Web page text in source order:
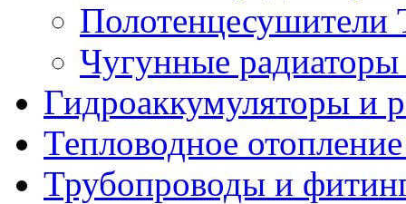
Чугунные
Гидроаккумуляторы и
Тепловодное
Трубопроводы и